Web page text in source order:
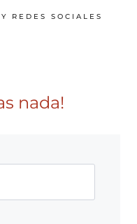
REDES SOCIALES
nada!